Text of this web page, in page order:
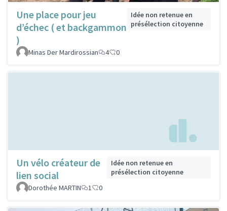
Une place pour jeu
d’échec ( et backgammon
)
Idée non retenue en
présélection citoyenne
Minas Der Mardirossian 4 0
Un vélo créateur de
lien social
Idée non retenue en
présélection citoyenne
Dorothée MARTIN
1 0